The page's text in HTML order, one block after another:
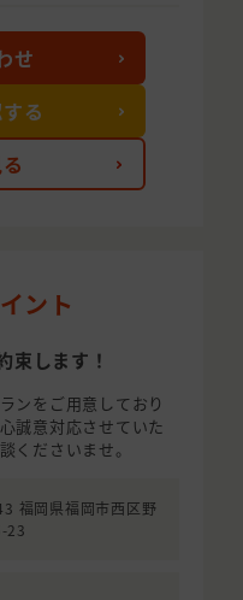
せ
る
ント
束します！
ンをご用意しており
誠意対応させていた
くださいませ。
福岡県福岡市西区野
23